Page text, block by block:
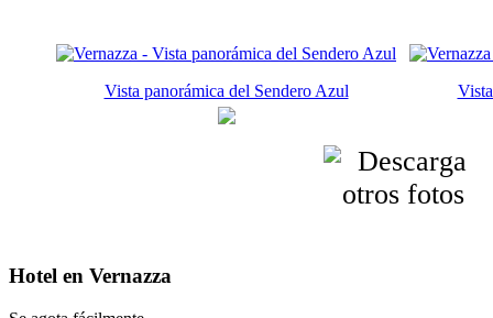
Vista panorámica del Sendero Azul
Hotel en Vernazza